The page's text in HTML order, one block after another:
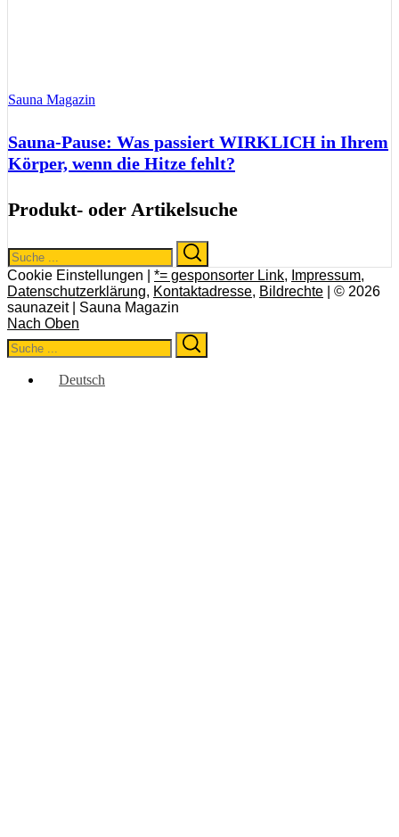
Sauna Magazin
Sauna-Pause: Was passiert WIRKLICH in Ihrem
Körper, wenn die Hitze fehlt?
Produkt- oder Artikelsuche
Search
for:
Cookie Einstellungen | *= gesponsorter Link, Impressum,
Datenschutzerklärung, Kontaktadresse, Bildrechte | © 2026
saunazeit | Sauna Magazin
Nach Oben
Search
for:
Deutsch